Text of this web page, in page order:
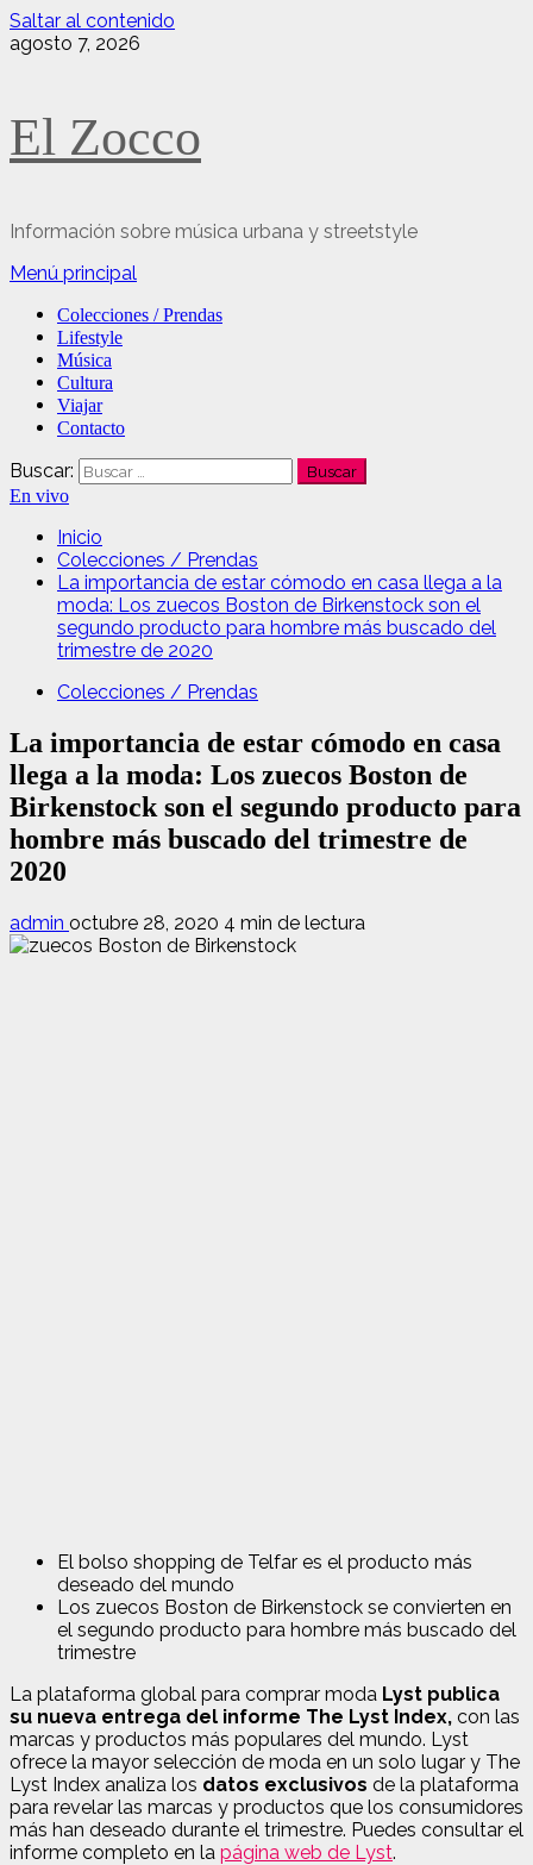
Saltar al contenido
agosto 7, 2026
El Zocco
Información sobre música urbana y streetstyle
Menú principal
Colecciones / Prendas
Lifestyle
Música
Cultura
Viajar
Contacto
Buscar:
En vivo
Inicio
Colecciones / Prendas
La importancia de estar cómodo en casa llega a la
moda: Los zuecos Boston de Birkenstock son el
segundo producto para hombre más buscado del
trimestre de 2020
Colecciones / Prendas
La importancia de estar cómodo en casa
llega a la moda: Los zuecos Boston de
Birkenstock son el segundo producto para
hombre más buscado del trimestre de
2020
admin octubre 28, 2020 4 min de lectura
El bolso shopping de Telfar es el producto más
deseado del mundo
Los zuecos Boston de Birkenstock se convierten en
el segundo producto para hombre más buscado del
trimestre
La plataforma global para comprar moda Lyst publica
su nueva entrega del informe The Lyst Index, con las
marcas y productos más populares del mundo. Lyst
ofrece la mayor selección de moda en un solo lugar y The
Lyst Index analiza los datos exclusivos de la plataforma
para revelar las marcas y productos que los consumidores
más han deseado durante el trimestre. Puedes consultar el
informe completo en la página web de Lyst.